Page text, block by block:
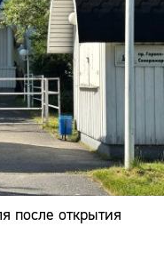
после открытия